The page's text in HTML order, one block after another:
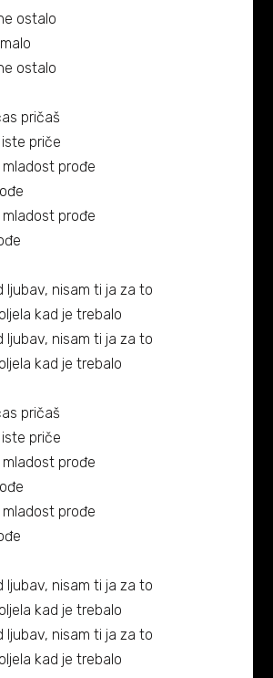
ostalo
ostalo
pričaš
priče
prođe
prođe
ljubav, nisam ti ja za to
kad je trebalo
ljubav, nisam ti ja za to
kad je trebalo
pričaš
priče
prođe
prođe
ljubav, nisam ti ja za to
kad je trebalo
ljubav, nisam ti ja za to
kad je trebalo